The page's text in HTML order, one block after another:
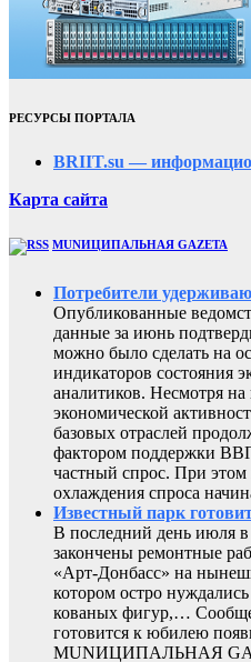
РЕСУРСЫ ПОРТАЛА
BRIIT.su —
Карта сайта
MUNИЦИПАЛЬНАЯ GAZЕТА
Потребители
Опубликованные
данные за июнь
можно было сделать на
индикаторов состояния
аналитиков. Несмотря на
экономической
базовых отраслей
фактором поддержки
частный спрос. При этом
охлаждения спроса
Известный парк
В последний день июля
закончены ремонтные
«Арт-Донбасс» на
котором остро
кованых фигур,…
готовится к юбилею
MUNИЦИПАЛЬНАЯ